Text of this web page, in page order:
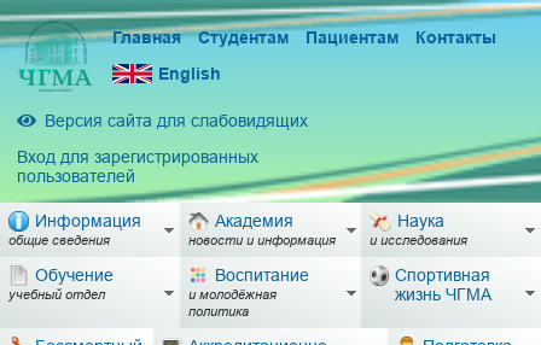
Главная Студентам Пациентам
Контакты
English
Версия сайта для слабовидящих
Вход для зарегистрированных
пользователей
Информация
общие сведения
Академия
новости и информация
Наука
и исследования
Обучение
учебный отдел
Воспитание
и молодёжная
политика
Спортивная
жизнь ЧГМА